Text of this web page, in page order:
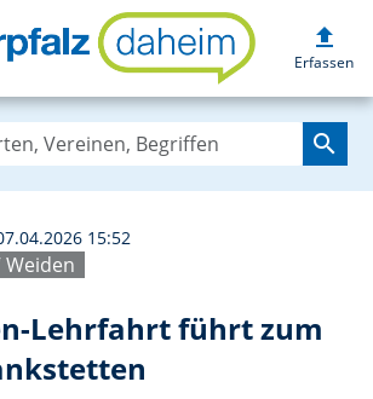
Landfrauen-
upload
Erfassen
search
Weiden
15:52
Lehrfahrt führt zum